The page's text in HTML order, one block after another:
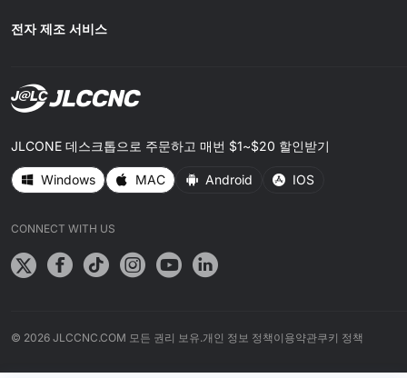
전자 제조 서비스
JLCONE 데스크톱으로 주문하고 매번 $1~$20 할인받기
Windows MAC Android IOS
CONNECT WITH US
© 2026 JLCCNC.COM 모든 권리 보유.개인 정보 정책이용약관쿠키 정책